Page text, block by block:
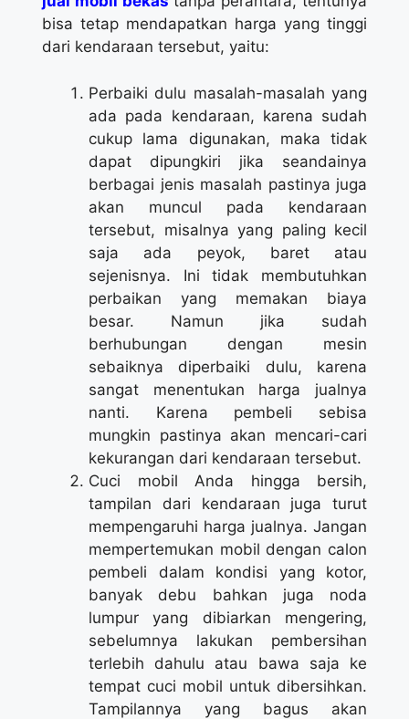
bisa tetap mendapatkan harga yang tinggi
dari kendaraan tersebut, yaitu:
Perbaiki dulu masalah-masalah yang
ada pada kendaraan, karena sudah
cukup lama digunakan, maka tidak
dapat dipungkiri jika seandainya
berbagai jenis masalah pastinya juga
akan muncul pada kendaraan
tersebut, misalnya yang paling kecil
saja ada peyok, baret atau
sejenisnya. Ini tidak membutuhkan
perbaikan yang memakan biaya
besar. Namun jika sudah
berhubungan dengan mesin
sebaiknya diperbaiki dulu, karena
sangat menentukan harga jualnya
nanti. Karena pembeli sebisa
mungkin pastinya akan mencari-cari
kekurangan dari kendaraan tersebut.
Cuci mobil Anda hingga bersih,
tampilan dari kendaraan juga turut
mempengaruhi harga jualnya. Jangan
mempertemukan mobil dengan calon
pembeli dalam kondisi yang kotor,
banyak debu bahkan juga noda
lumpur yang dibiarkan mengering,
sebelumnya lakukan pembersihan
terlebih dahulu atau bawa saja ke
tempat cuci mobil untuk dibersihkan.
Tampilannya yang bagus akan